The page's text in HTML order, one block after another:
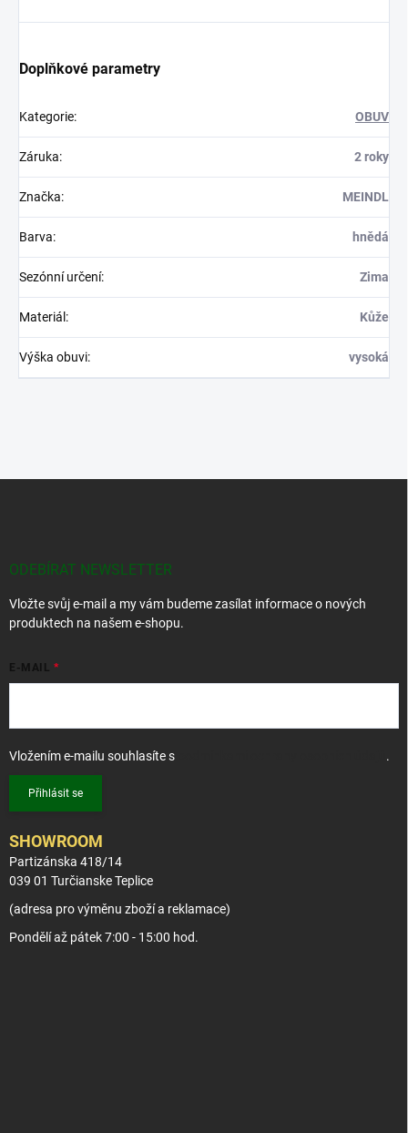
Doplňkové parametry
Kategorie: OBUV
Záruka: 2 roky
Značka: MEINDL
Barva: hnědá
Sezónní určení: Zima
Materiál : Kůže
Výška obuvi: vysoká
ODEBÍRAT NEWSLETTER
Vložte svůj e-mail a my vám budeme zasílat informace o nových
produktech na našem e-shopu.
E-MAIL
Vložením e-mailu souhlasíte s .
Přihlásit se
SHOWROOM
Partizánska 418/14
039 01 Turčianske Teplice
(adresa pro výměnu zboží a reklamace)
Pondělí až pátek 7:00 - 15:00 hod.